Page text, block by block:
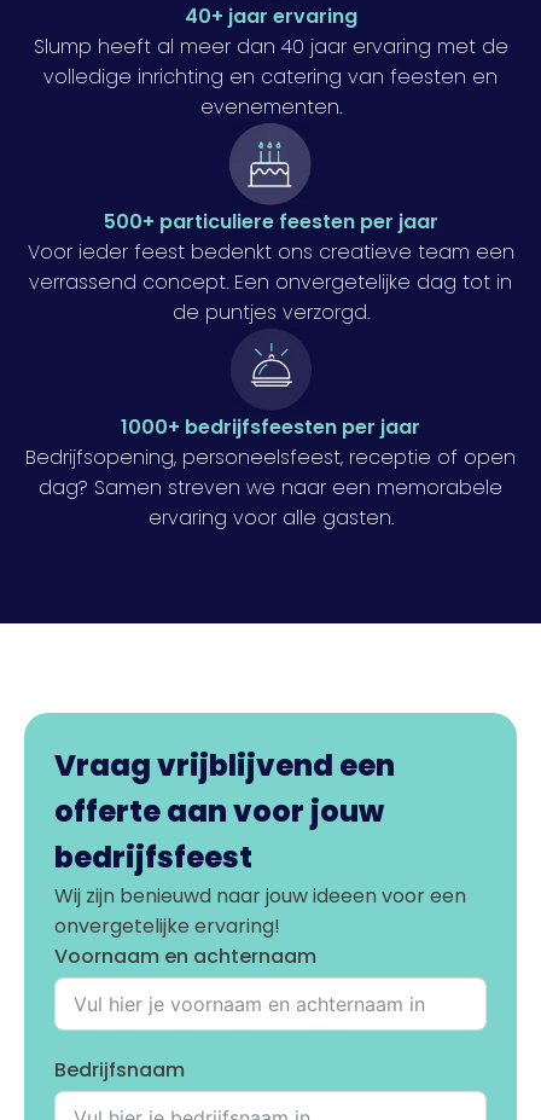
40+ jaar ervaring
Slump heeft al meer dan 40 jaar ervaring met de
volledige inrichting en catering van feesten en
evenementen.
500+ particuliere feesten per jaar
Voor ieder feest bedenkt ons creatieve team een
verrassend concept. Een onvergetelijke dag tot in
de puntjes verzorgd.
1000+ bedrijfsfeesten per jaar
Bedrijfsopening, personeelsfeest, receptie of open
dag? Samen streven we naar een memorabele
ervaring voor alle gasten.
Vraag vrijblijvend een
offerte aan voor jouw
bedrijfsfeest
Wij zijn benieuwd naar jouw ideeen voor een
onvergetelijke ervaring!
Voornaam en achternaam
Bedrijfsnaam